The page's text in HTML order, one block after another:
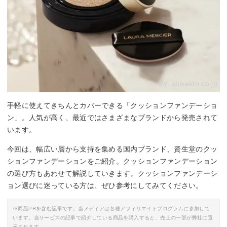
By: shiseido.co.jp
手軽に使えてきちんとカバーできる「クッションファンデーショ
ン」。人気が高く、最近ではさまざまなブランドから発売されて
います。
今回は、幅広い層から支持を集める国内ブランド、資生堂のクッ
ションファンデーションをご紹介。クッションファンデーション
の選び方もあわせて解説していきます。クッションファンデーシ
ョン選びに迷っている方は、ぜひ参考にしてみてください。
※商品PRを含む記事です。当メディアは各種アフィリエイトプログラムに参加して
います。当サービスの記事で紹介している商品を購入すると、売上の一部が弊社に還